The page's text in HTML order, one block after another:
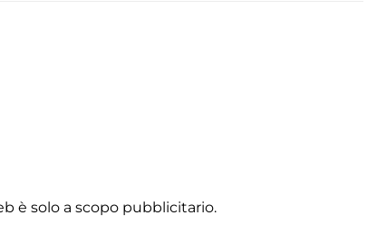
è solo a scopo pubblicitario.